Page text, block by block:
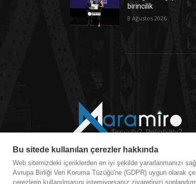
birincilik
8 Ağustos 2026
Bu sitede kullanılan çerezler hakkında
Web sitemizdeki içeriklerden en iyi şekilde yararlanmanızı
Avrupa Birliği Veri Koruma Tüzüğü'ne (GDPR) uygun olarak
çerezlerin kullanılmasını istemiyorsanız ziyaretinizi